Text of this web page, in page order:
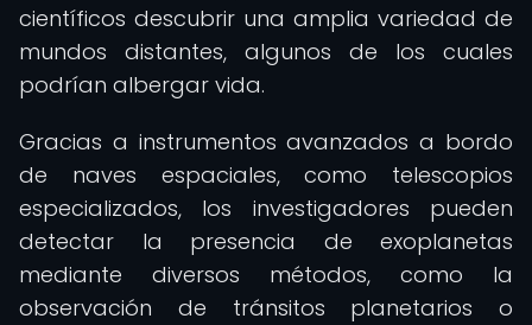
científicos descubrir una amplia variedad de
mundos distantes, algunos de los cuales
podrían albergar vida.
Gracias a instrumentos avanzados a bordo
de naves espaciales, como telescopios
especializados, los investigadores pueden
detectar la presencia de exoplanetas
mediante diversos métodos, como la
observación de tránsitos planetarios o